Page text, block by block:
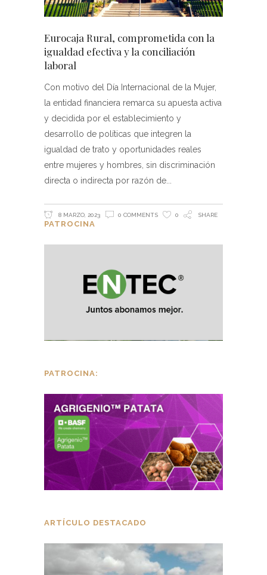
Eurocaja Rural, comprometida con la
igualdad efectiva y la conciliación
laboral
Con motivo del Día Internacional de la Mujer,
la entidad financiera remarca su apuesta activa
y decidida por el establecimiento y
desarrollo de políticas que integren la
igualdad de trato y oportunidades reales
entre mujeres y hombres, sin discriminación
directa o indirecta por razón de
8 MARZO, 2023 0 COMMENTS 0 SHARE
PATROCINA
PATROCINA:
ARTÍCULO DESTACADO